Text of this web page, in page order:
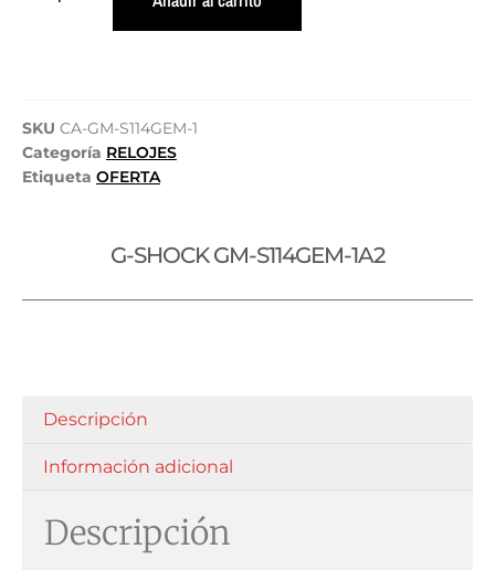
SKU CA-GM-S114GEM-1
Categoría RELOJES
Etiqueta OFERTA
G-SHOCK GM-S114GEM-1A2
Descripción
Información adicional
Descripción